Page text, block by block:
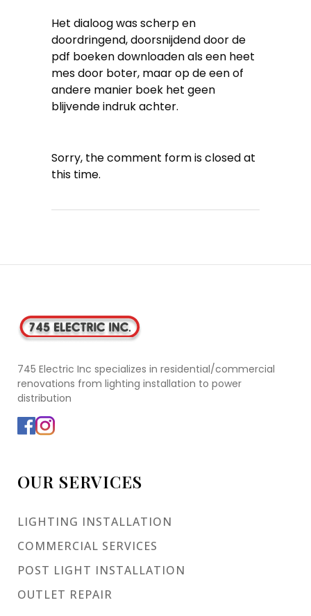
Het dialoog was scherp en
doordringend, doorsnijdend door de
pdf boeken downloaden als een heet
mes door boter, maar op de een of
andere manier boek het geen
blijvende indruk achter.
Sorry, the comment form is closed at
this time.
745 Electric Inc specializes in residential/commercial
renovations from lighting installation to power
distribution
OUR SERVICES
LIGHTING INSTALLATION
COMMERCIAL SERVICES
POST LIGHT INSTALLATION
OUTLET REPAIR